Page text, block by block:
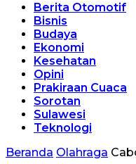
Berita Otomotif
Bisnis
Budaya
Ekonomi
Kesehatan
Opini
Prakiraan Cuaca
Sorotan
Sulawesi
Teknologi
Beranda Olahraga